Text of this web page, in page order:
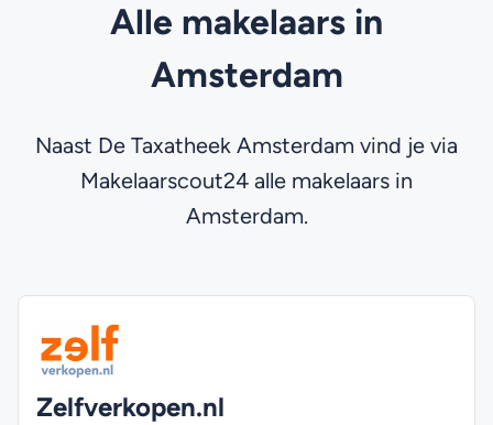
Alle makelaars in
Amsterdam
Naast De Taxatheek Amsterdam vind je via
Makelaarscout24 alle makelaars in
Amsterdam.
Zelfverkopen.nl